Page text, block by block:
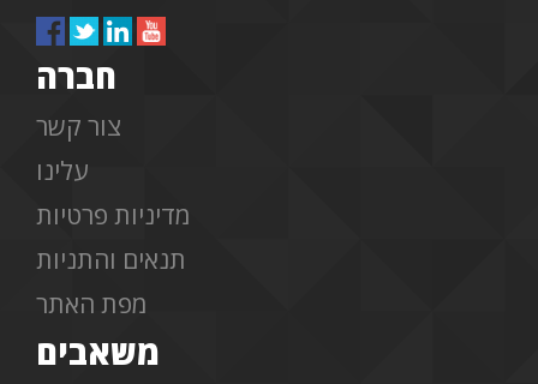
חברה
צור קשר
עלינו
מדיניות פרטיות
תנאים והתניות
מפת האתר
משאבים